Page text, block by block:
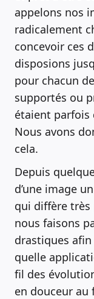
appelons nos
radicalement
concevoir ces
disposions
pour chacun
supportés ou
étaient parfois
Nous avons
cela.
Depuis
d’une image
qui diffère très
nous faisons
drastiques
quelle
fil des
en douceur au